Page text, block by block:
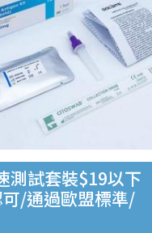
測試套裝$19以下
/通過歐盟標準/